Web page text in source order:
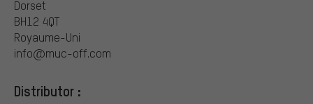
Dorset
BH12 4QT
Royaume-Uni
info@muc-off.com
Distributor :